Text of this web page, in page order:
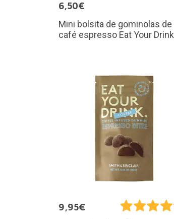
6,50€
Mini bolsita de gominolas de
café espresso Eat Your Drink
9,95€